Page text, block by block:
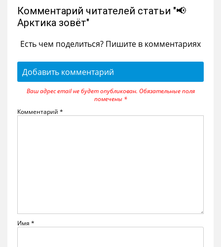
Комментарий читателей статьи "📢
Арктика зовёт"
Есть чем поделиться? Пишите в комментариях
Добавить комментарий
Ваш адрес email не будет опубликован. Обязательные поля
помечены *
Комментарий *
Имя *